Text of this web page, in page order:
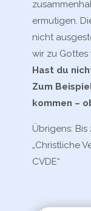
ermutigen.
nicht
wir zu Gottes
Hast du
Zum
kommen –
Übrigens: Bis
„Christliche
CVDE“